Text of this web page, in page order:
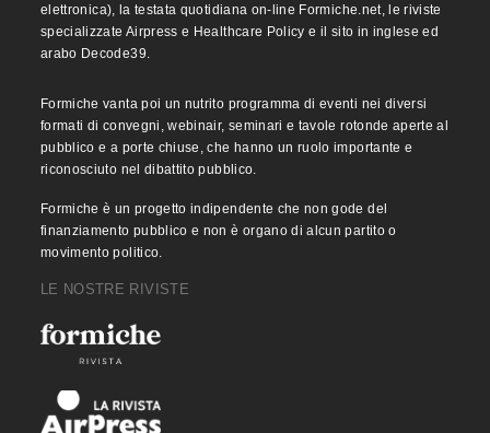
elettronica), la testata quotidiana on-line Formiche.net, le riviste
specializzate Airpress e Healthcare Policy e il sito in inglese ed
arabo Decode39.
Formiche vanta poi un nutrito programma di eventi nei diversi
formati di convegni, webinair, seminari e tavole rotonde aperte al
pubblico e a porte chiuse, che hanno un ruolo importante e
riconosciuto nel dibattito pubblico.
Formiche è un progetto indipendente che non gode del
finanziamento pubblico e non è organo di alcun partito o
movimento politico.
LE NOSTRE RIVISTE